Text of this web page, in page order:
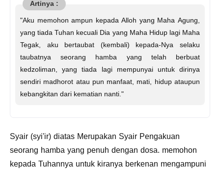
"Aku memohon ampun kepada Alloh yang Maha Agung,
yang tiada Tuhan kecuali Dia yang Maha Hidup lagi Maha
Tegak, aku bertaubat (kembali) kepada-Nya selaku
taubatnya seorang hamba yang telah berbuat
kedzoliman, yang tiada lagi mempunyai untuk dirinya
sendiri madhorot atau pun manfaat, mati, hidup ataupun
kebangkitan dari kematian nanti."
Syair (syi'ir) diatas Merupakan Syair Pengakuan
seorang hamba yang penuh dengan dosa. memohon
kepada Tuhannya untuk kiranya berkenan mengampuni